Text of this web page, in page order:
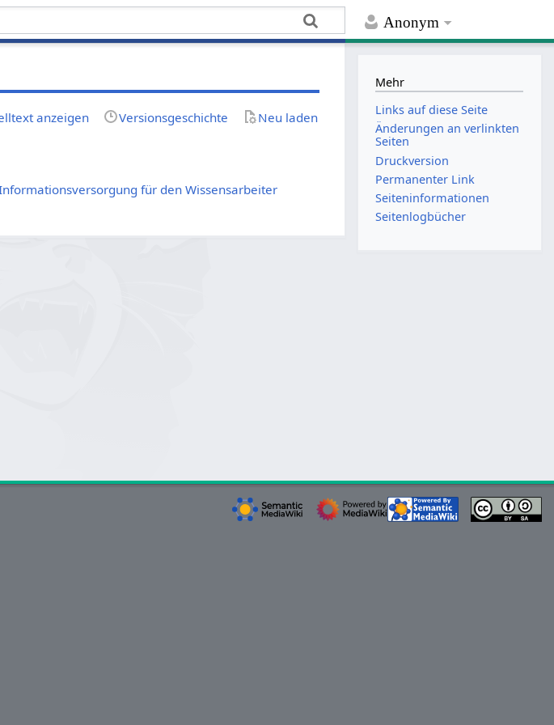
Anonym
anzeigen Versionsgeschichte Neu laden
für den Wissensarbeiter
Mehr
Links auf diese Seite
Änderungen an verlinkten
Seiten
Druckversion
Permanenter Link
Seiten­­informationen
Seitenlogbücher